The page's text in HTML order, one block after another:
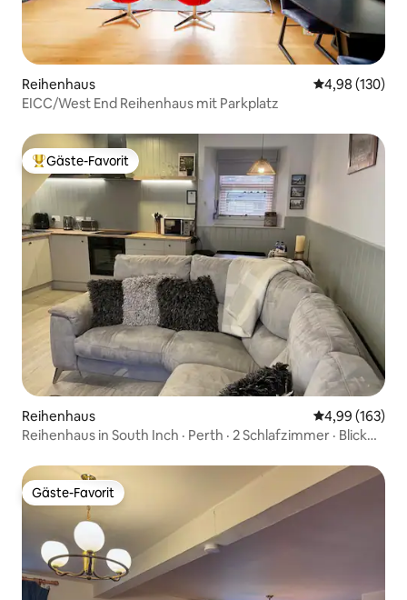
Reihenhaus
4,98 (130)
EICC/West End Reihenhaus mit Parkplatz
Beliebter Gäste-Favorit.
Gäste-Favorit
Reihenhaus
4,99 (163)
Reihenhaus in South Inch · Perth · 2 Schlafzimmer · Blick
Gäste-Favorit
Gäste-Favorit